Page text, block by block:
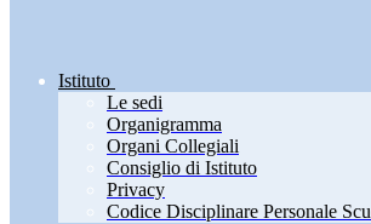
Istituto
Le sedi
Organigramma
Organi Collegiali
Consiglio di Istituto
Privacy
Codice Disciplinare Personale